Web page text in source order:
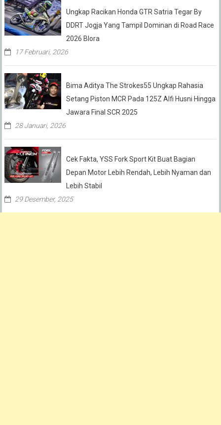
Ungkap Racikan Honda GTR Satria Tegar By
DDRT Jogja Yang Tampil Dominan di Road Race
2026 Blora
17 Februari, 2026
Bima Aditya The Strokes55 Ungkap Rahasia
Setang Piston MCR Pada 125Z Alfi Husni Hingga
Jawara Final SCR 2025
28 Januari, 2026
Cek Fakta, YSS Fork Sport Kit Buat Bagian
Depan Motor Lebih Rendah, Lebih Nyaman dan
Lebih Stabil
29 Desember, 2025